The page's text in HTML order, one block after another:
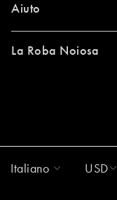
Aiuto
La Roba Noiosa
Italiano USD